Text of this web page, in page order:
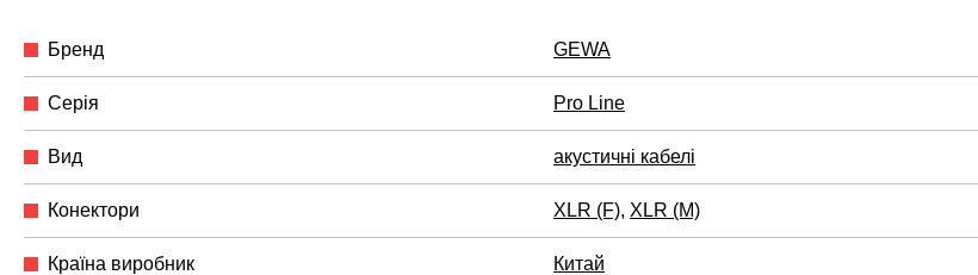
Бренд GEWA
Серія Pro Line
Вид акустичні кабелі
Конектори XLR (F), XLR (M)
Країна виробник Китай